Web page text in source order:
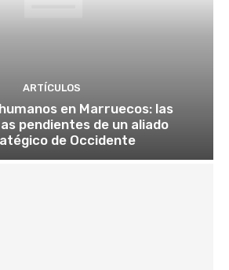
ARTÍCULOS
en Marruecos: las
pendientes de un aliado
de Occidente